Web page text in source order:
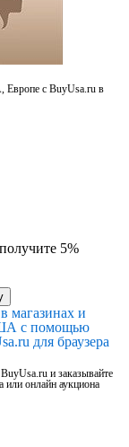
Европе с BuyUsa.ru в
5%
магазинах и
с помощью
для браузера
и заказывайте
или онлайн аукциона